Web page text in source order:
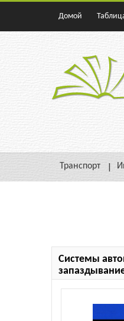
Домой
Транспорт
Системы